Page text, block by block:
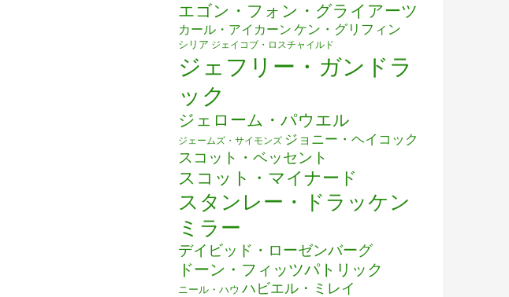
エゴン・フォン・グライアーツ
カール・アイカーン ケン・グリフィン
シリア ジェイコブ・ロスチャイルド
ジェフリー・ガンドラ
ック
ジェローム・パウエル
ジェームズ・サイモンズ ジョニー・ヘイコック
スコット・ベッセント
スコット・マイナード
スタンレー・ドラッケン
ミラー
デイビッド・ローゼンバーグ
ドーン・フィッツパトリック
ニール・ハウ ハビエル・ミレイ